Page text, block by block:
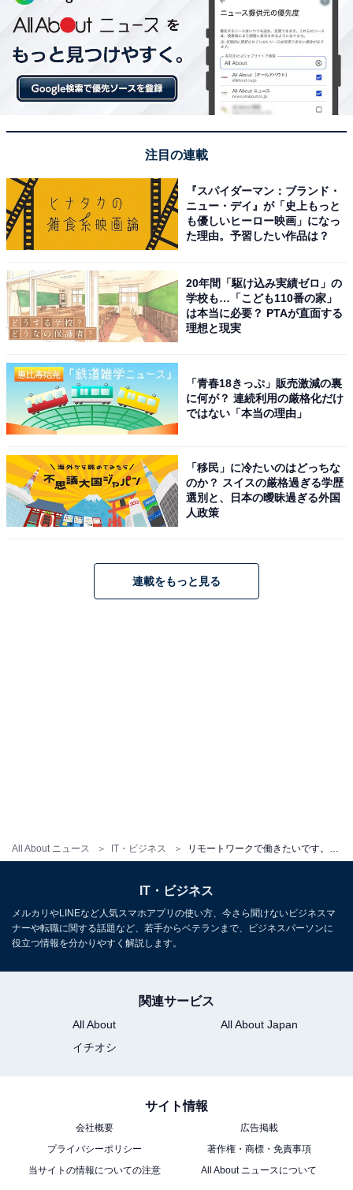
All About ニュース IT・ビジネス
業務が多い職種はリモートワークとの相性がいいでしょ
う。その他、顧客とのやりとりがオンラインで完結する
カスタマーサポート、オンライン専任の営業職などでも
リモートワークが可能です。
ただ、アメリカのGAFAなどがフルリモートから出社へ
ます。そのため、フルリモートの仕事は意外に少なく、
週に1〜2日は出社するなど、ハイブリッド型のワークス
タイルが多い状況です。
未経験転職でもリモートワークは可能だが……
場合はあります。ただし、研修期間は出社を義務づけて
いたり、入社半年〜1年までリモートワークは週2日まで
注目の連載
『スパイダーマン：ブランド・
ニュー・デイ』が「史上もっと
も優しいヒーロー映画」になっ
た理由。予習したい作品は？
20年間「駆け込み実績ゼロ」の
学校も…「こども110番の家」
は本当に必要？ PTAが直面する
理想と現実
「青春18きっぷ」販売激減の裏
に何が？ 連続利用の厳格化だけ
ではない「本当の理由」
「移民」に冷たいのはどっちな
のか？ スイスの厳格過ぎる学歴
選別と、日本の曖昧過ぎる外国
人政策
連載をもっと見る
IT・ビジネス
メルカリやLINEなど人気スマホアプリの使い方、今さら聞けないビジネスマ
ナーや転職に関する話題など、若手からベテランまで、ビジネスパーソンに
役立つ情報を分かりやすく解説します。
関連サービス
All About
All About Japan
イチオシ
サイト情報
会社概要
広告掲載
プライバシーポリシー
著作権・商標・免責事項
当サイトの情報についての注意
All About ニュースについて